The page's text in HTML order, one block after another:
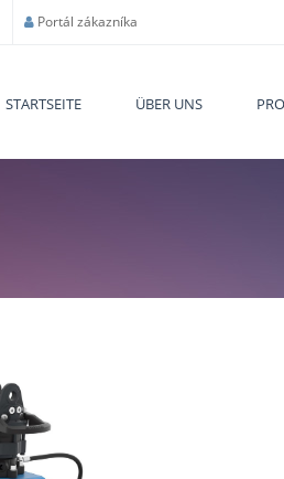
Portál zákazníka
STARTSEITE ÜBER UNS